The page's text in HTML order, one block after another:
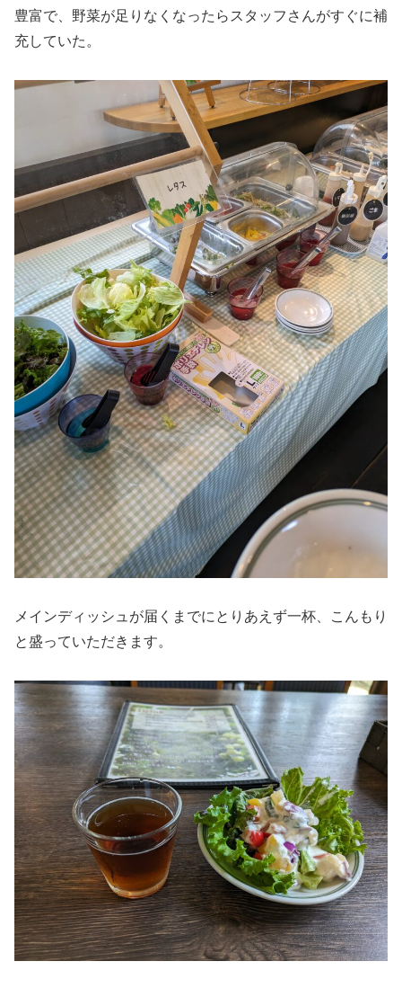
豊富で、野菜が足りなくなったらスタッフさんがすぐに補
充していた。
メインディッシュが届くまでにとりあえず一杯、こんもり
と盛っていただきます。